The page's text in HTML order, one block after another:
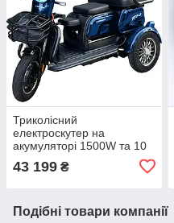
Триколісний
електроскутер на
акумуляторі 1500W та 10
колесах CrosseTR-1 Синій
Електротрайк з фарою
43 199 ₴
Подібні товари компанії